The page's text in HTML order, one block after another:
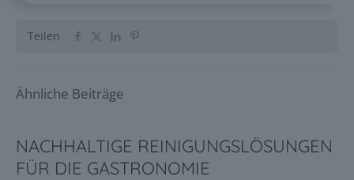
Teilen
Ähnliche Beiträge
NACHHALTIGE REINIGUNGSLÖSUNGEN
FÜR DIE GASTRONOMIE